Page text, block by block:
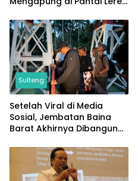
Buaya
Sulteng
Setelah Viral di Media
Sosial, Jembatan Baina
Barat Akhirnya Dibangun
Supratman